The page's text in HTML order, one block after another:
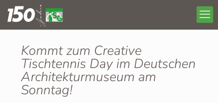
Kommt zum Creative
Tischtennis Day im Deutschen
Architekturmuseum am
Sonntag!